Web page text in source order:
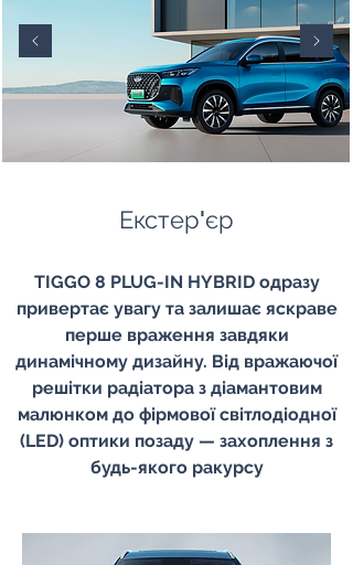
Екстер'єр
TIGGO 8 PLUG-IN HYBRID одразу
привертає увагу та залишає яскраве
перше враження завдяки
динамічному дизайну. Від вражаючої
решітки радіатора з діамантовим
малюнком до фірмової світлодіодної
(LED) оптики позаду — захоплення з
будь-якого ракурсу